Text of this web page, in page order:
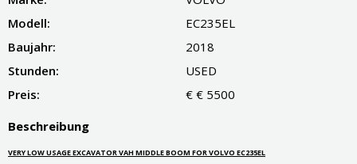
Modell:
EC235EL
Baujahr:
2018
Stunden:
USED
Preis:
€ € 5500
Beschreibung
VERY LOW USAGE EXCAVATOR VAH MIDDLE BOOM FOR VOLVO EC235EL